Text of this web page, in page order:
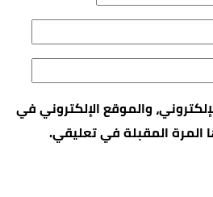
والموقع الإلكتروني في
المرة المقبلة في تعليقي.